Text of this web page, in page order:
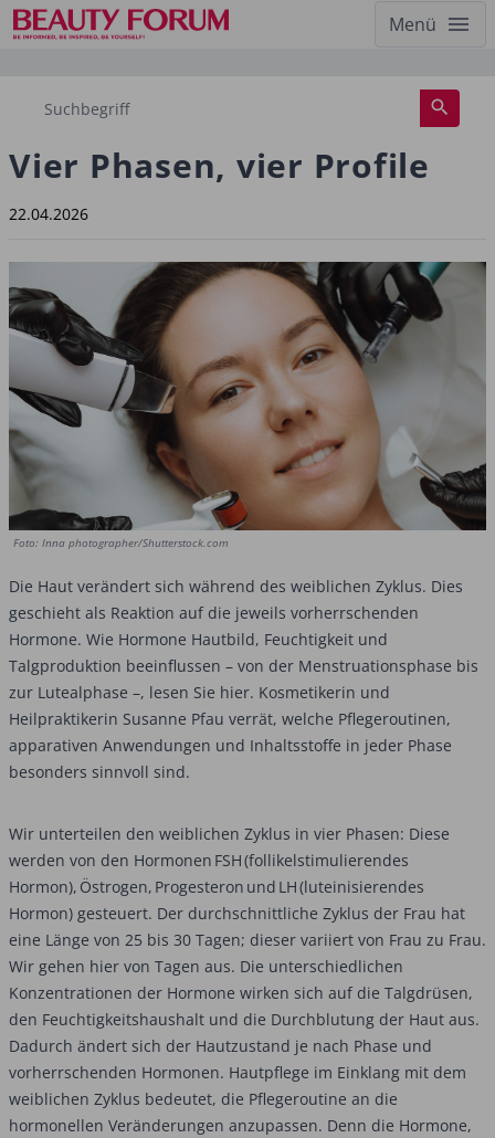
Menü
Vier Phasen, vier Profile
22.04.2026
Foto: Inna photographer/Shutterstock.com
Die Haut verändert sich während des weiblichen Zyklus. Dies
geschieht als Reaktion auf die jeweils vorherrschenden
Hormone. Wie Hormone Hautbild, Feuchtigkeit und
Talgproduktion beeinflussen – von der Menstruationsphase bis
zur Lutealphase –, lesen Sie hier. Kosmetikerin und
Heilpraktikerin Susanne Pfau verrät, welche Pflegeroutinen,
apparativen Anwendungen und Inhaltsstoffe in jeder Phase
besonders sinnvoll sind.
Wir unterteilen den weiblichen Zyklus in vier Phasen: Diese
werden von den Hormonen FSH (follikelstimulierendes
Hormon), Östrogen, Progesteron und LH (luteinisierendes
Hormon) gesteuert. Der durchschnittliche Zyklus der Frau hat
eine Länge von 25 bis 30 Tagen; dieser variiert von Frau zu Frau.
Wir gehen hier von Tagen aus. Die unterschiedlichen
Konzentrationen der Hormone wirken sich auf die Talgdrüsen,
den Feuchtigkeitshaushalt und die Durchblutung der Haut aus.
Dadurch ändert sich der Hautzustand je nach Phase und
vorherrschenden Hormonen. Hautpflege im Einklang mit dem
weiblichen Zyklus bedeutet, die Pflegeroutine an die
hormonellen Veränderungen anzupassen. Denn die Hormone,